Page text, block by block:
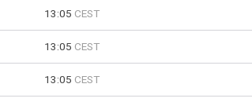
13:05 CEST
13:05 CEST
13:05 CEST